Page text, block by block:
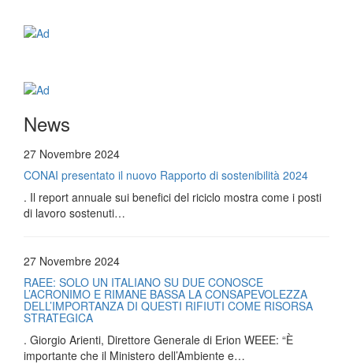
News
27 Novembre 2024
CONAI presentato il nuovo Rapporto di sostenibilità 2024
. Il report annuale sui benefici del riciclo mostra come i posti
di lavoro sostenuti…
27 Novembre 2024
RAEE: SOLO UN ITALIANO SU DUE CONOSCE
L’ACRONIMO E RIMANE BASSA LA CONSAPEVOLEZZA
DELL’IMPORTANZA DI QUESTI RIFIUTI COME RISORSA
STRATEGICA
. Giorgio Arienti, Direttore Generale di Erion WEEE: “È
importante che il Ministero dell’Ambiente e…